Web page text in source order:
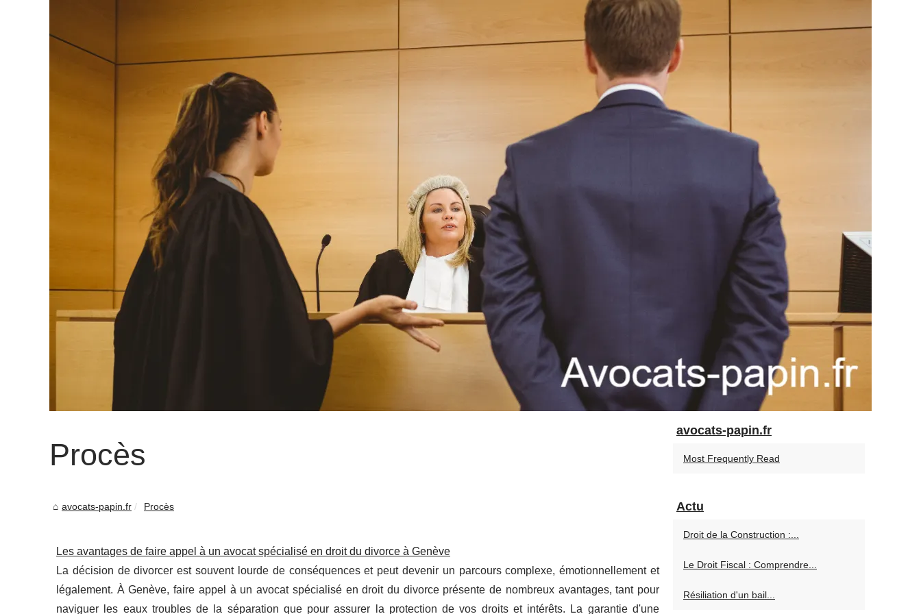
Procès
avocats-papin.fr Procès
Les avantages de faire appel à un avocat spécialisé en droit du divorce à Genève
La décision de divorcer est souvent lourde de conséquences et peut devenir un parcours complexe, émotionnellement et
légalement. À Genève, faire appel à un avocat spécialisé en droit du divorce présente de nombreux avantages, tant pour
naviguer les eaux troubles de la séparation que pour assurer la protection de vos droits et intérêts. La garantie d'une
avocats-papin.fr
Most Frequently Read
Actu
Droit de la Construction :...
Le Droit Fiscal : Comprendre...
Résiliation d'un bail...